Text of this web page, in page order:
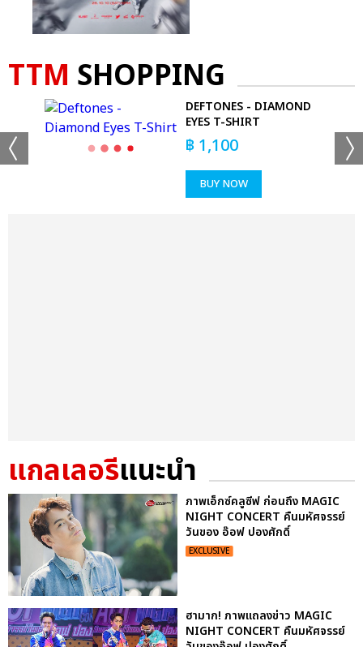
TTM SHOPPING
DEFTONES - DIAMOND
EYES T-SHIRT
฿ 1,100
BUY NOW
แกลเลอรีแนะนำ
ภาพเอ็กซ์คลูซีฟ ก่อนถึง MAGIC
NIGHT CONCERT คืนมหัศจรรย์
วันของ อ๊อฟ ปองศักดิ์
EXCLUSIVE
ฮามาก! ภาพแถลงข่าว MAGIC
NIGHT CONCERT คืนมหัศจรรย์